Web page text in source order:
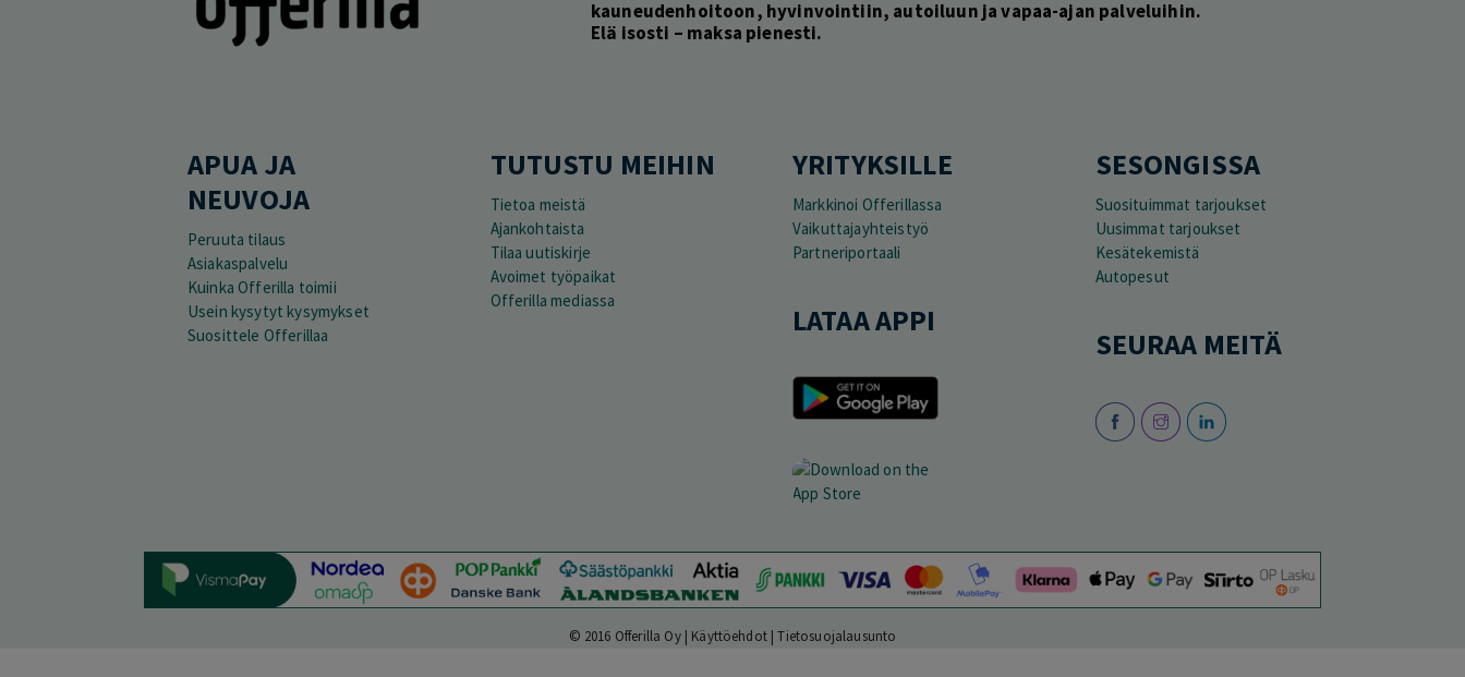
kauneudenhoitoon, hyvinvointiin, autoiluun ja vapaa-ajan palveluihin.
Elä isosti – maksa pienesti.
APUA JA
NEUVOJA
Peruuta tilaus
Asiakaspalvelu
Kuinka Offerilla toimii
Usein kysytyt kysymykset
Suosittele Offerillaa
TUTUSTU MEIHIN
Tietoa meistä
Ajankohtaista
Tilaa uutiskirje
Avoimet työpaikat
Offerilla mediassa
YRITYKSILLE
Markkinoi Offerillassa
Vaikuttajayhteistyö
Partneriportaali
LATAA APPI
SESONGISSA
Suosituimmat tarjoukset
Uusimmat tarjoukset
Kesätekemistä
Autopesut
SEURAA MEITÄ
© 2016 Offerilla Oy | Käyttöehdot|Tietosuojalausunto